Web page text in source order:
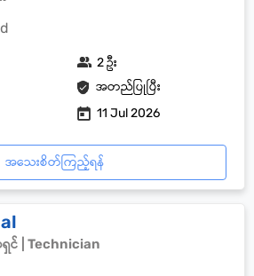
အတည်ပြုပြီး
2 ဦး
11 Jul 2026
အသေးစိတ်ကြည့်ရန်
င် | Technician